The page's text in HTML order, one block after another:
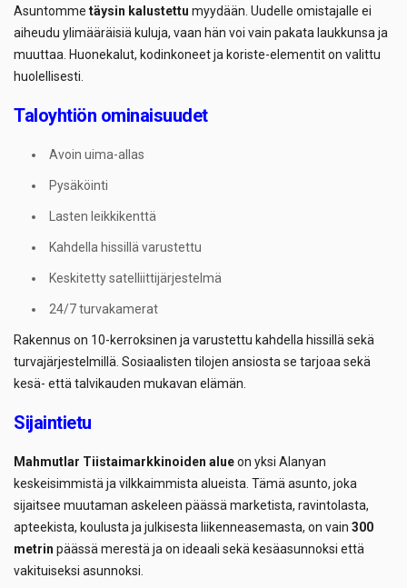
Asuntomme täysin kalustettu myydään. Uudelle omistajalle ei
aiheudu ylimääräisiä kuluja, vaan hän voi vain pakata laukkunsa ja
muuttaa. Huonekalut, kodinkoneet ja koriste-elementit on valittu
huolellisesti.
Taloyhtiön ominaisuudet
Avoin uima-allas
Pysäköinti
Lasten leikkikenttä
Kahdella hissillä varustettu
Keskitetty satelliittijärjestelmä
24/7 turvakamerat
Rakennus on 10-kerroksinen ja varustettu kahdella hissillä sekä
turvajärjestelmillä. Sosiaalisten tilojen ansiosta se tarjoaa sekä
kesä- että talvikauden mukavan elämän.
Sijaintietu
Mahmutlar Tiistaimarkkinoiden alueon yksi Alanyan
keskeisimmistä ja vilkkaimmista alueista. Tämä asunto, joka
sijaitsee muutaman askeleen päässä marketista, ravintolasta,
apteekista, koulusta ja julkisesta liikenneasemasta, on vain 300
metrin päässä merestä ja on ideaali sekä kesäasunnoksi että
vakituiseksi asunnoksi.